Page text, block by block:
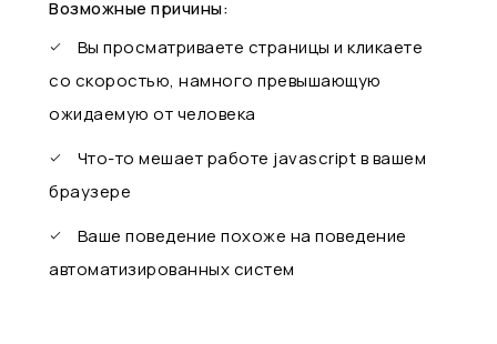
Возможные причины:
Вы просматриваете страницы и кликаете
со скоростью, намного превышающую
ожидаемую от человека
Что-то мешает работе javascript в вашем
браузере
Ваше поведение похоже на поведение
автоматизированных систем